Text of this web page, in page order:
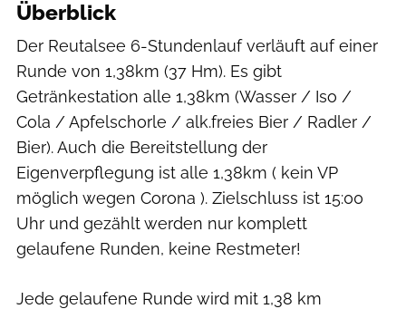
Überblick
Der Reutalsee 6-Stundenlauf verläuft auf einer
Runde von 1,38km (37 Hm). Es gibt
Getränkestation alle 1,38km (Wasser / Iso /
Cola / Apfelschorle / alk.freies Bier / Radler /
Bier). Auch die Bereitstellung der
Eigenverpflegung ist alle 1,38km ( kein VP
möglich wegen Corona ). Zielschluss ist 15:00
Uhr und gezählt werden nur komplett
gelaufene Runden, keine Restmeter!
Jede gelaufene Runde wird mit 1,38 km